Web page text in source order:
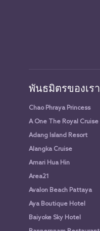
พันธมิตรของเรา
Chao Phraya Princess
A One The Royal Cruise
Adang Island Resort
Alangka Cruise
Amari Hua Hin
Area21
Avalon Beach Pattaya
Aya Boutique Hotel
Baiyoke Sky Hotel